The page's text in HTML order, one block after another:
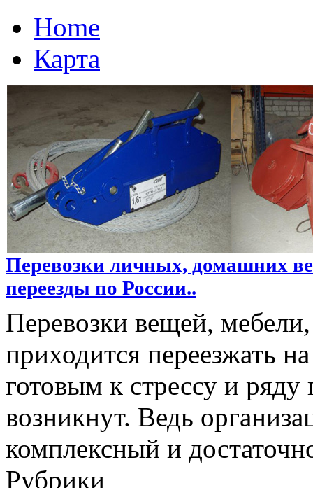
Home
Карта
Перевозки личных, домашних
переезды по России..
Перевозки вещей,
приходится переезжать
готовым к стрессу и
возникнут. Ведь
комплексный и
Рубрики